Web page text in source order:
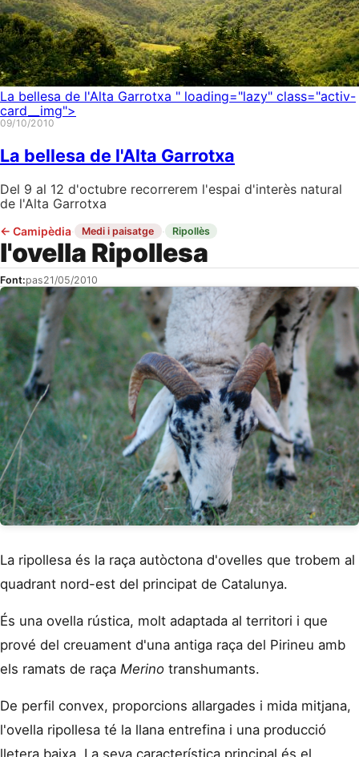
La bellesa de l'Alta Garrotxa " loading="lazy" class="activ-
card__img">
09/10/2010
La bellesa de l'Alta Garrotxa
Del 9 al 12 d'octubre recorrerem l'espai d'interès natural
de l'Alta Garrotxa
← Camipèdia· Medi i paisatge · Ripollès
l'ovella Ripollesa
Font:pas21/05/2010
La ripollesa és la raça autòctona d'ovelles que trobem al
quadrant nord-est del principat de Catalunya.
És una ovella rústica, molt adaptada al territori i que
prové del creuament d'una antiga raça del Pirineu amb
els ramats de raça Merino transhumants.
De perfil convex, proporcions allargades i mida mitjana,
l'ovella ripollesa té la llana entrefina i una producció